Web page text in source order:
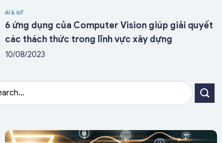
AI & IoT
6 ứng dụng của Computer Vision giúp giải quyết
các thách thức trong lĩnh vực xây dựng
10/08/2023